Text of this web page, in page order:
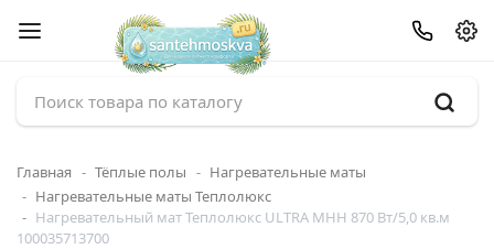
Главная Тёплые полы
Нагревательные маты
Нагревательные маты Теплолюкс
Нагревательный мат Теплолюкс ULTRA МНН 870 Вт/5,0 кв.м
100035713700